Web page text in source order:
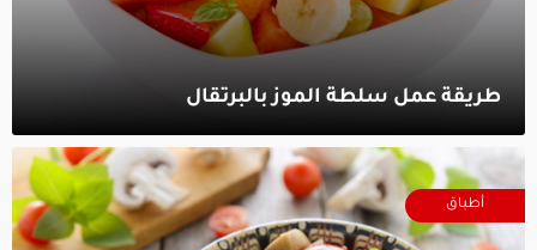
طريقة عمل سلطة الموز بالبرتقال‎
أطباق